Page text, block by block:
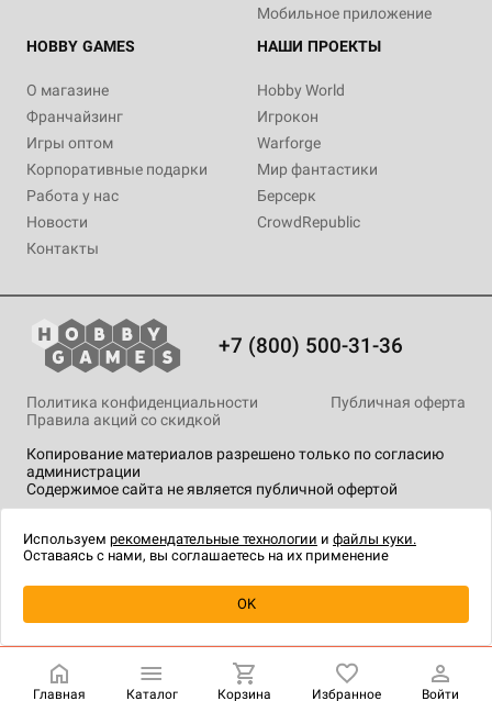
Купить
Мобильное приложение
HOBBY GAMES
О магазине
Франчайзинг
Игры оптом
Корпоративные подарки
Работа у нас
Новости
Контакты
НАШИ ПРОЕКТЫ
Hobby World
Игрокон
Warforge
Мир фантастики
Берсерк
CrowdRepublic
+7 (800) 500-31-36
Копирование материалов разрешено только по согласию
администрации
Содержимое сайта не является публичной офертой
Политика конфиденциальности
Публичная оферта
Правила акций со скидкой
технологии.
Главная Каталог Корзина Избранное Войти
Используем рекомендательные технологии и файлы куки.
Оставаясь с нами, вы соглашаетесь на их применение
OK